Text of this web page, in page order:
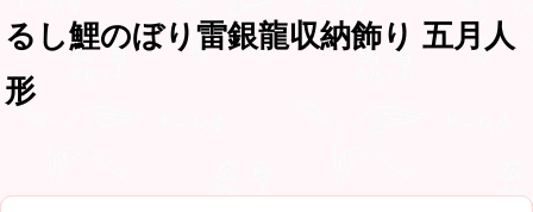
るし鯉のぼり雷銀龍収納飾り 五月人
形